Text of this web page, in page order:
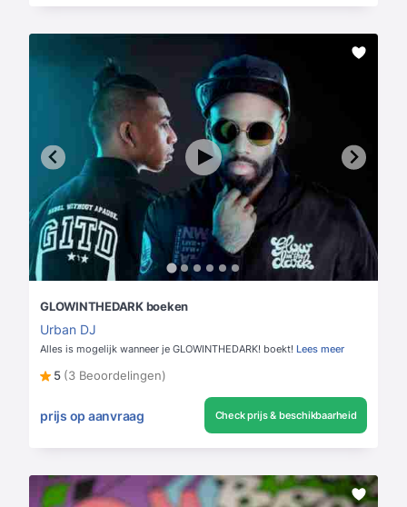
GLOWINTHEDARK boeken
Urban DJ
Alles is mogelijk wanneer je GLOWINTHEDARK! boekt! Lees meer
5 (3 Beoordelingen)
prijs op aanvraag Check prijs & beschikbaarheid